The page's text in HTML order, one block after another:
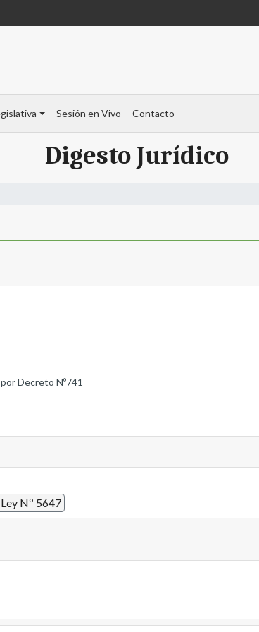
Sesión en Vivo Contacto
Digesto Jurídico
Decreto Nº741
Ley Nº 5647